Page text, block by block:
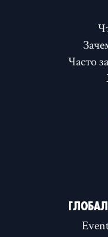
Часто